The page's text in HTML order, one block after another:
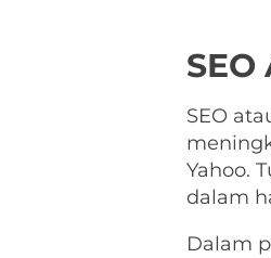
SEO
Yahoo.
dalam
Dalam